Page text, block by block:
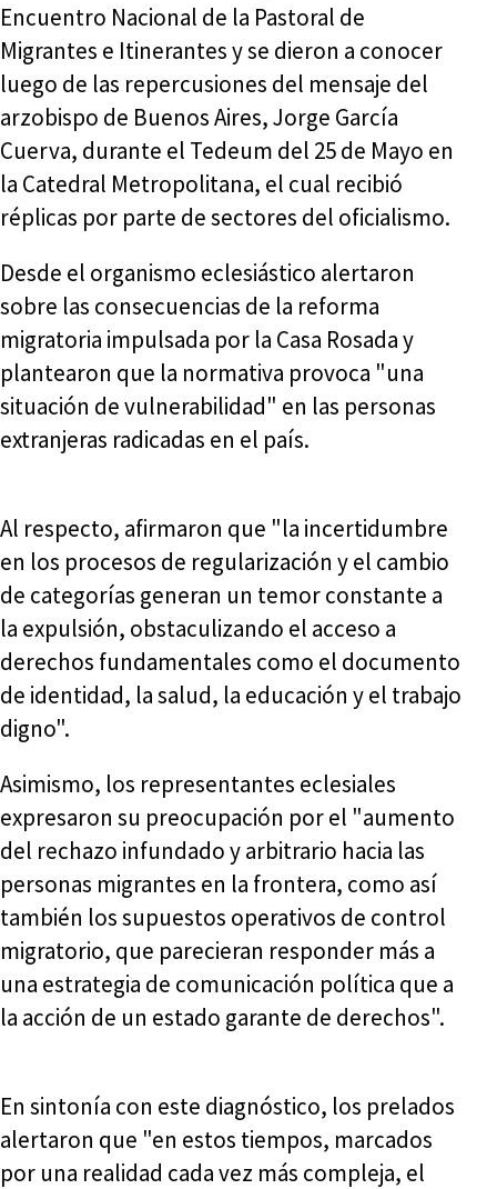
Encuentro Nacional de la Pastoral de
Migrantes e Itinerantes y se dieron a conocer
luego de las repercusiones del mensaje del
arzobispo de Buenos Aires, Jorge García
Cuerva, durante el Tedeum del 25 de Mayo en
la Catedral Metropolitana, el cual recibió
réplicas por parte de sectores del oficialismo.
Desde el organismo eclesiástico alertaron
sobre las consecuencias de la reforma
migratoria impulsada por la Casa Rosada y
plantearon que la normativa provoca "una
situación de vulnerabilidad" en las personas
extranjeras radicadas en el país.
Al respecto, afirmaron que "la incertidumbre
en los procesos de regularización y el cambio
de categorías generan un temor constante a
la expulsión, obstaculizando el acceso a
derechos fundamentales como el documento
de identidad, la salud, la educación y el trabajo
digno".
Asimismo, los representantes eclesiales
expresaron su preocupación por el "aumento
del rechazo infundado y arbitrario hacia las
personas migrantes en la frontera, como así
también los supuestos operativos de control
migratorio, que parecieran responder más a
una estrategia de comunicación política que a
la acción de un estado garante de derechos".
En sintonía con este diagnóstico, los prelados
alertaron que "en estos tiempos, marcados
por una realidad cada vez más compleja, el